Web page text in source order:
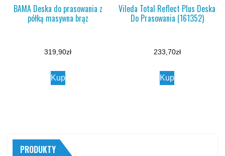
BAMA Deska do prasowania z
półką masywna brąz
319,90zł
Kup
Vileda Total Reflect Plus Deska
Do Prasowania (161352)
233,70zł
Kup
PRODUKTY